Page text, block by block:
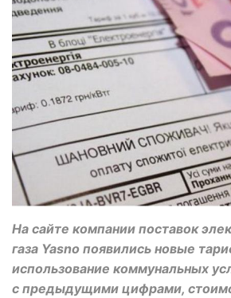
На сайте компании поставок
газа Yasno появились новые
использование коммунальных
с предыдущими цифрами,